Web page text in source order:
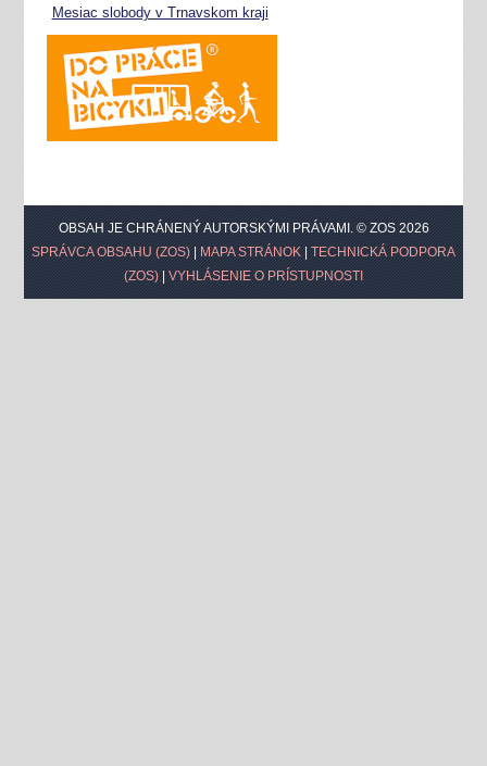
Mesiac slobody v Trnavskom kraji
OBSAH JE CHRÁNENÝ AUTORSKÝMI PRÁVAMI. © ZOS 2026
SPRÁVCA OBSAHU (ZOS)
MAPA STRÁNOK
TECHNICKÁ PODPORA
(ZOS)
VYHLÁSENIE O PRÍSTUPNOSTI